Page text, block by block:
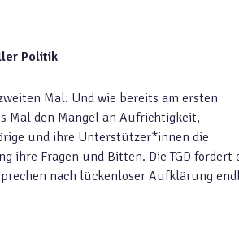
Politik
Mal. Und wie bereits am ersten
Mal den Mangel an Aufrichtigkeit,
und ihre Unterstützer*innen die
ihre Fragen und Bitten. Die TGD fordert
nach lückenloser Aufklärung